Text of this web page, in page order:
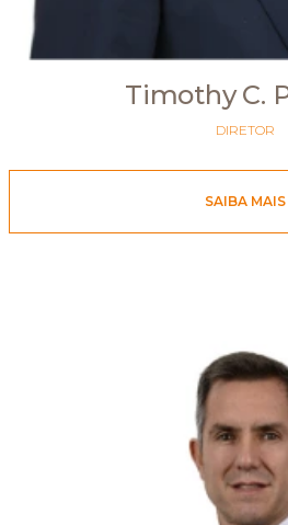
Timothy C.
DIRETOR
SAIBA MAIS